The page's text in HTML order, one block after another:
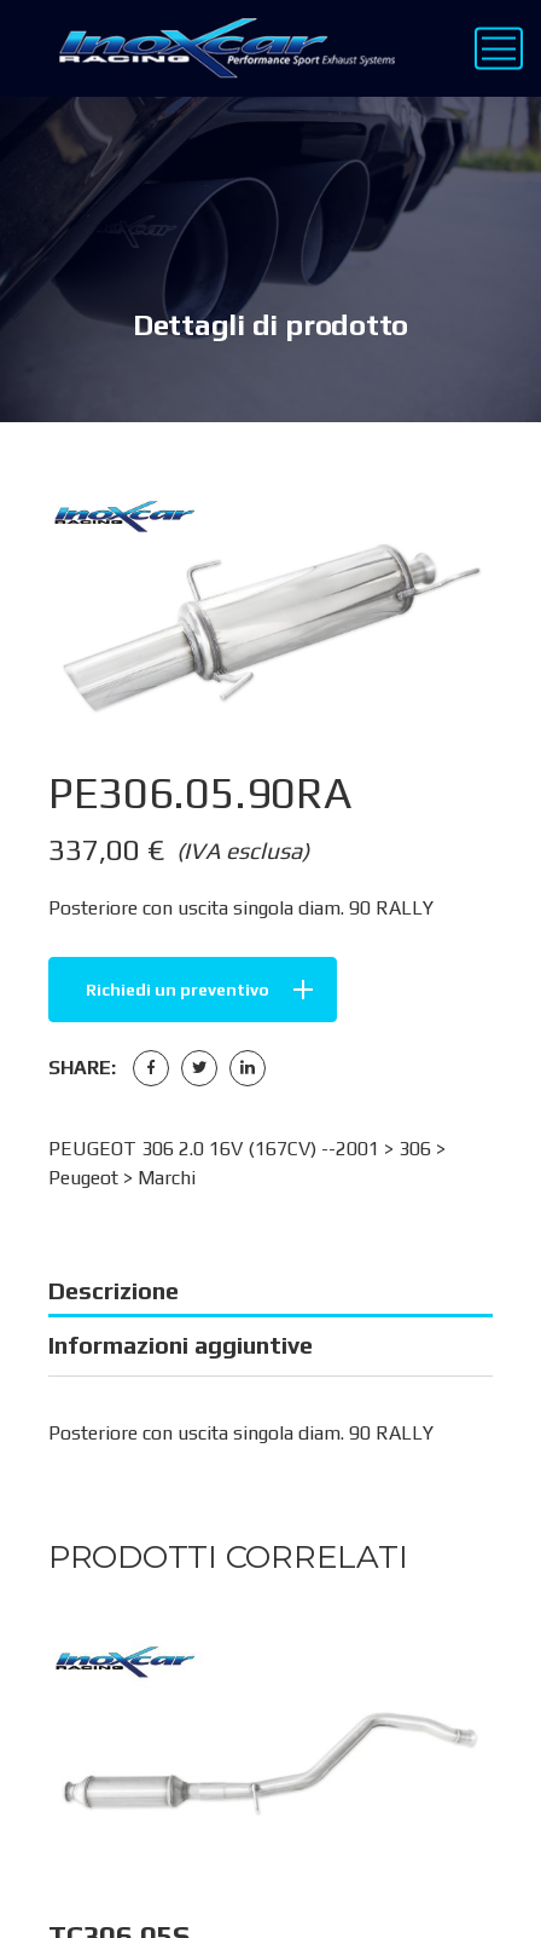
Dettagli di prodotto
PE306.05.90RA
(IVA esclusa)
337,00 €
Posteriore con uscita singola diam. 90 RALLY
Richiedi un preventivo
SHARE:
PEUGEOT 306 2.0 16V (167CV) --2001 > 306 >
Peugeot > Marchi
Descrizione
Informazioni aggiuntive
Posteriore con uscita singola diam. 90 RALLY
PRODOTTI CORRELATI